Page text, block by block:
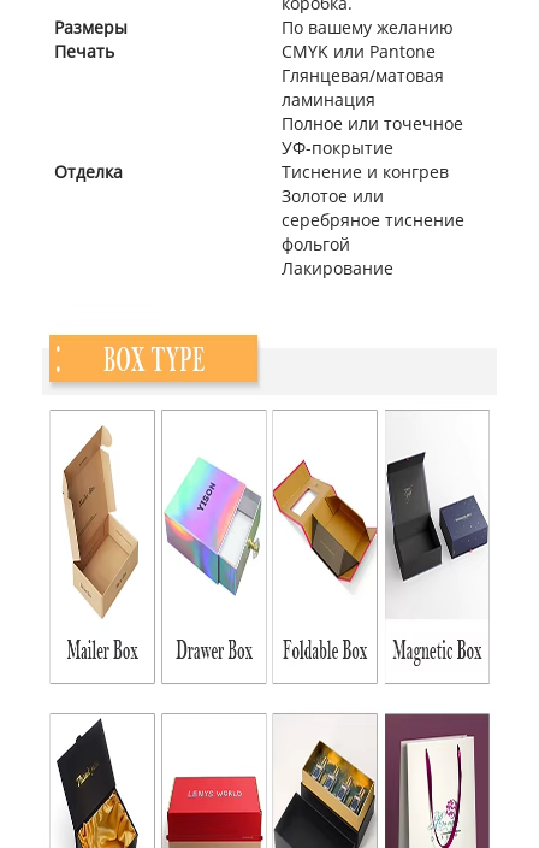
Размеры
По вашему желанию
Печать
CMYK или Pantone
Отделка
Глянцевая/матовая
ламинация
Полное или точечное
УФ-покрытие
Тиснение и конгрев
Золотое или
серебряное тиснение
фольгой
Лакирование